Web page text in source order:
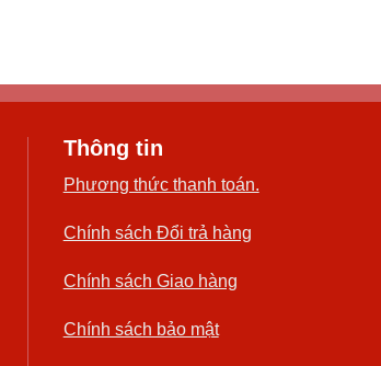
Thông tin
Phương thức thanh toán.
Chính sách Đổi trả hàng
Chính sách Giao hàng
Chính sách bảo mật